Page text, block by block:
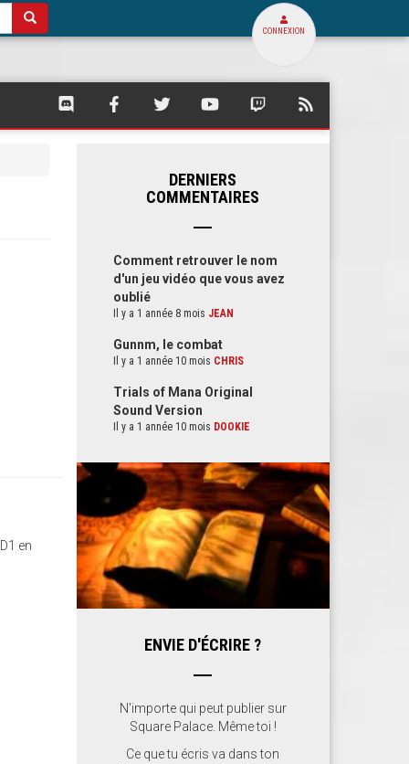
CONNEXION
SQUARE
SQUARE SQUARE SQUARE SQUARE
en
DERNIERS
COMMENTAIRES
Comment retrouver le nom
d'un jeu vidéo que vous avez
oublié
Il y a 1 année 8 mois JEAN
Gunnm, le combat
Il y a 1 année 10 mois CHRIS
Trials of Mana Original
Sound Version
Il y a 1 année 10 mois DOOKIE
ENVIE D'ÉCRIRE ?
N'importe qui peut publier sur
Square Palace. Même toi !
Ce que tu écris va dans ton